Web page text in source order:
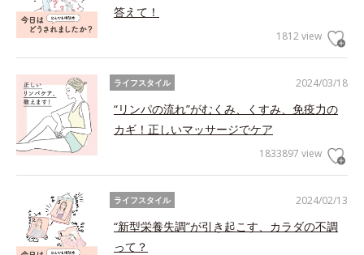
答えて！
1812 view
2024/03/18
ライフスタイル
“リンパの流れ”がむくみ、くすみ、免疫力の
カギ！正しいマッサージでケア
1833897 view
2024/02/13
ライフスタイル
“新型栄養失調”が引き起こす、カラダの不調
って？